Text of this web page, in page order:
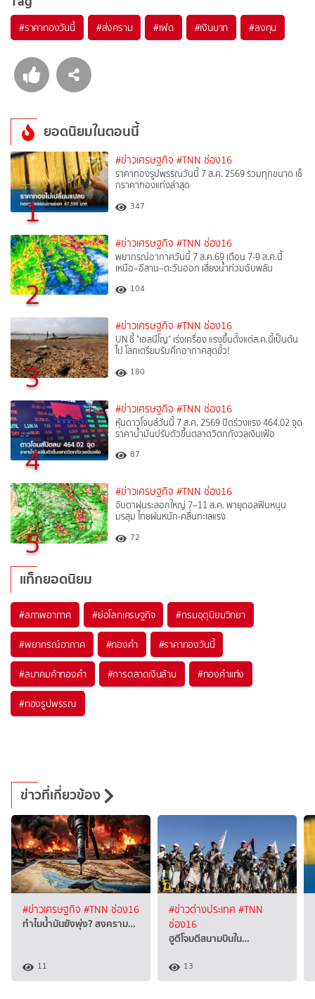
#ราคาทองวันนี้ #ส่งคราม #เฟด #เงินบาท #ลงทุน
ยอดนิยมในตอนนี้
1
#ข่าวเศรษฐกิจ #TNN ช่อง16
ราคาทองรูปพรรณวันนี้ 7 ส.ค. 2569 รวมทุกขนาด เช็
กราคาทองแท่งล่าสุด
347
2
#ข่าวเศรษฐกิจ #TNN ช่อง16
พยากรณ์อากาศวันนี้ 7 ส.ค.69 เตือน 7-9 ส.ค.นี้
เหนือ–อีสาน–ตะวันออก เสี่ยงน้ำท่วมฉับพลัน
104
3
#ข่าวเศรษฐกิจ #TNN ช่อง16
UN ชี้ "เอลนีโญ" เร่งเครื่อง แรงขึ้นตั้งแต่ส.ค.นี้เป็นต้น
ไป โลกเตรียมรับศึกอากาศสุดขั้ว!
180
4
#ข่าวเศรษฐกิจ #TNN ช่อง16
หุ้นดาวโจนส์วันนี้ 7 ส.ค. 2569 ปิดร่วงแรง 464.02 จุด
ราคาน้ำมันปรับตัวขึ้นตลาดวิตกกังวลเงินเฟ้อ
87
5
#ข่าวเศรษฐกิจ #TNN ช่อง16
จับตาฝนระลอกใหญ่ 7–11 ส.ค. พายุดอลฟินหนุน
มรสุม ไทยฝนหนัก-คลื่นทะเลแรง
72
แท็กยอดนิยม
#สภาพอากาศ #ย่อโลกเศรษฐกิจ #กรมอุตุนิยมวิทยา
#พยากรณ์อากาศ #ทองคำ #ราคาทองวันนี้
#สมาคมค้าทองคำ #การตลาดเงินล้าน #ทองคำแท่ง
#ทองรูปพรรณ
ข่าวที่เกี่ยวข้อง
#ข่าวเศรษฐกิจ #TNN ช่อง16
ทำไมน้ำมันยังพุ่ง? สงคราม…
11
#ข่าวต่างประเทศ #TNN
ช่อง16
ฮูตีโจมตีสนามบินใน…
13